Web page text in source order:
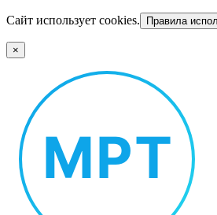
Сайт использует cookies. Правила
×